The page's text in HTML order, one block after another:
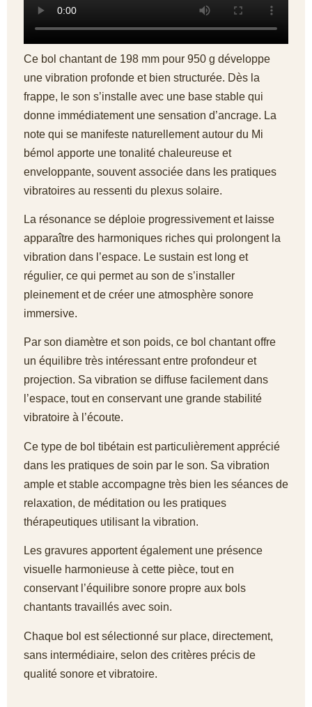
Ce bol chantant de 198 mm pour 950 g développe
une vibration profonde et bien structurée. Dès la
frappe, le son s’installe avec une base stable qui
donne immédiatement une sensation d’ancrage. La
note qui se manifeste naturellement autour du Mi
bémol apporte une tonalité chaleureuse et
enveloppante, souvent associée dans les pratiques
vibratoires au ressenti du plexus solaire.
La résonance se déploie progressivement et laisse
apparaître des harmoniques riches qui prolongent la
vibration dans l’espace. Le sustain est long et
régulier, ce qui permet au son de s’installer
pleinement et de créer une atmosphère sonore
immersive.
Par son diamètre et son poids, ce bol chantant offre
un équilibre très intéressant entre profondeur et
projection. Sa vibration se diffuse facilement dans
l’espace, tout en conservant une grande stabilité
vibratoire à l’écoute.
Ce type de bol tibétain est particulièrement apprécié
dans les pratiques de soin par le son. Sa vibration
ample et stable accompagne très bien les séances de
relaxation, de méditation ou les pratiques
thérapeutiques utilisant la vibration.
Les gravures apportent également une présence
visuelle harmonieuse à cette pièce, tout en
conservant l’équilibre sonore propre aux bols
chantants travaillés avec soin.
Chaque bol est sélectionné sur place, directement,
sans intermédiaire, selon des critères précis de
qualité sonore et vibratoire.